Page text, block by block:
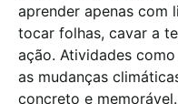
aprender apenas com
tocar folhas, cavar a
ação. Atividades
as mudanças
concreto e